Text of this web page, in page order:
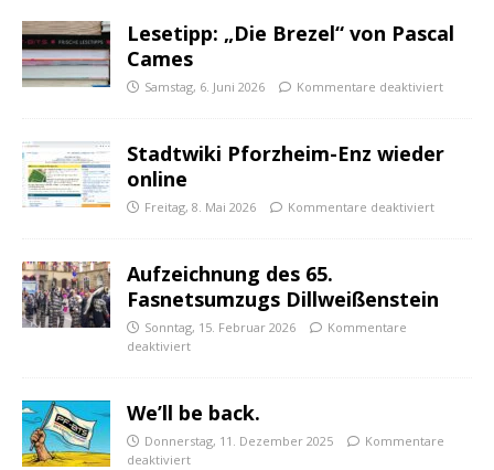
Lesetipp: „Die Brezel“ von Pascal
Cames
Samstag, 6. Juni 2026 Kommentare deaktiviert
Stadtwiki Pforzheim-Enz wieder
online
Freitag, 8. Mai 2026 Kommentare deaktiviert
Aufzeichnung des 65.
Fasnetsumzugs Dillweißenstein
Sonntag, 15. Februar 2026
Kommentare
deaktiviert
We’ll be back.
Donnerstag, 11. Dezember 2025
Kommentare
deaktiviert